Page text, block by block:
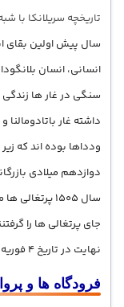
تاریخچه سریلانکا با
سال پیش اولین بقای
انسانی، انسان
سنگی در غار ها
داشته غار
ودداها بوده اند که
دوازدهم میلادی
سال 1505
جای پرتغالی ها را
نهایت در تاریخ 4 فوریه 1948 استقلال یافت.
فرودگاه ها و